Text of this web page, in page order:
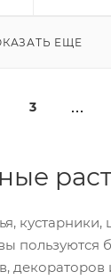
ЕЩЕ
3
кустарники,
пользуются
декораторов